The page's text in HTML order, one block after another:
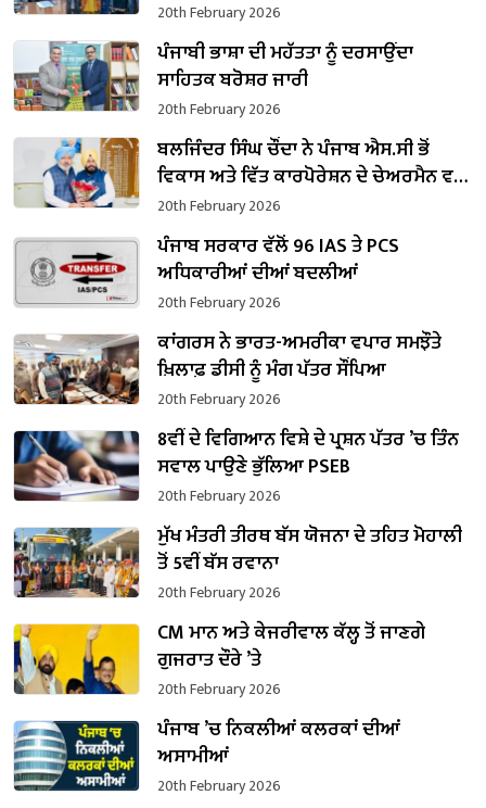
20th February 2026
ਪੰਜਾਬੀ ਭਾਸ਼ਾ ਦੀ ਮਹੱਤਤਾ ਨੂੰ ਦਰਸਾਉਂਦਾ
ਸਾਹਿਤਕ ਬਰੋਸ਼ਰ ਜਾਰੀ
20th February 2026
ਬਲਜਿੰਦਰ ਸਿੰਘ ਚੌਂਦਾ ਨੇ ਪੰਜਾਬ ਐਸ.ਸੀ ਭੋਂ
ਵਿਕਾਸ ਅਤੇ ਵਿੱਤ ਕਾਰਪੋਰੇਸ਼ਨ ਦੇ ਚੇਅਰਮੈਨ ਵਜੋਂ
ਸੰਭਾਲਿਆ ਕਾਰਜਭਾਰ
20th February 2026
ਪੰਜਾਬ ਸਰਕਾਰ ਵੱਲੋਂ 96 IAS ਤੇ PCS
ਅਧਿਕਾਰੀਆਂ ਦੀਆਂ ਬਦਲੀਆਂ
20th February 2026
ਕਾਂਗਰਸ ਨੇ ਭਾਰਤ-ਅਮਰੀਕਾ ਵਪਾਰ ਸਮਝੌਤੇ
ਖ਼ਿਲਾਫ਼ ਡੀਸੀ ਨੂੰ ਮੰਗ ਪੱਤਰ ਸੌਂਪਿਆ
20th February 2026
8ਵੀਂ ਦੇ ਵਿਗਿਆਨ ਵਿਸ਼ੇ ਦੇ ਪ੍ਰਸ਼ਨ ਪੱਤਰ ’ਚ ਤਿੰਨ
ਸਵਾਲ ਪਾਉਣੇ ਭੁੱਲਿਆ PSEB
20th February 2026
ਮੁੱਖ ਮੰਤਰੀ ਤੀਰਥ ਬੱਸ ਯੋਜਨਾ ਦੇ ਤਹਿਤ ਮੋਹਾਲੀ
ਤੋਂ 5ਵੀਂ ਬੱਸ ਰਵਾਨਾ
20th February 2026
CM ਮਾਨ ਅਤੇ ਕੇਜਰੀਵਾਲ ਕੱਲ੍ਹ ਤੋਂ ਜਾਣਗੇ
ਗੁਜਰਾਤ ਦੌਰੇ ’ਤੇ
20th February 2026
ਪੰਜਾਬ ’ਚ ਨਿਕਲੀਆਂ ਕਲਰਕਾਂ ਦੀਆਂ
ਅਸਾਮੀਆਂ
20th February 2026